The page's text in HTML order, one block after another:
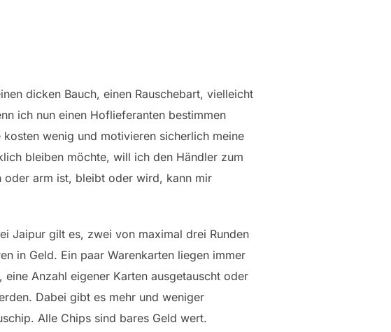
dicken Bauch, einen Rauschebart, vielleicht
ich nun einen Hoflieferanten bestimmen
wenig und motivieren sicherlich meine
bleiben möchte, will ich den Händler zum
oder arm ist, bleibt oder wird, kann mir
Jaipur gilt es, zwei von maximal drei Runden
in Geld. Ein paar Warenkarten liegen immer
Anzahl eigener Karten ausgetauscht oder
Dabei gibt es mehr und weniger
Alle Chips sind bares Geld wert.